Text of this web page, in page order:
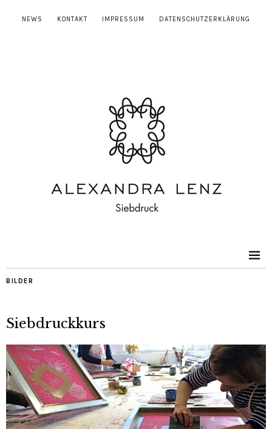
NEWS KONTAKT IMPRESSUM DATENSCHUTZERKLÄRUNG
BILDER
Siebdruckkurs